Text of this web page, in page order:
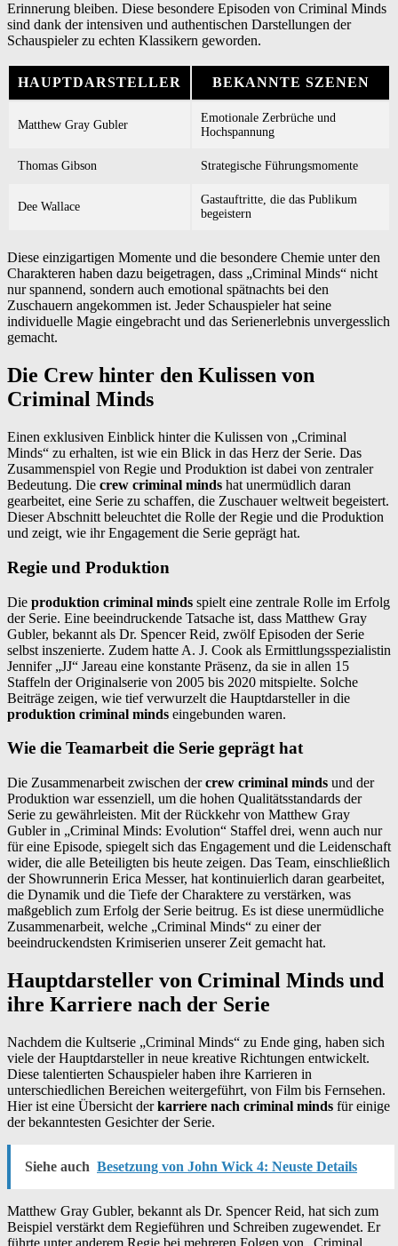
Erinnerung bleiben. Diese besondere Episoden von Criminal Minds
sind dank der intensiven und authentischen Darstellungen der
Schauspieler zu echten Klassikern geworden.
HAUPTDARSTELLER BEKANNTE SZENEN
Matthew Gray Gubler
Emotionale Zerbrüche und
Hochspannung
Thomas Gibson Strategische Führungsmomente
Dee Wallace
Gastauftritte, die das Publikum
begeistern
Diese einzigartigen Momente und die besondere Chemie unter den
Charakteren haben dazu beigetragen, dass „Criminal Minds“ nicht
nur spannend, sondern auch emotional spätnachts bei den
Zuschauern angekommen ist. Jeder Schauspieler hat seine
individuelle Magie eingebracht und das Serienerlebnis unvergesslich
gemacht.
Die Crew hinter den Kulissen von
Criminal Minds
Einen exklusiven Einblick hinter die Kulissen von „Criminal
Minds“ zu erhalten, ist wie ein Blick in das Herz der Serie. Das
Zusammenspiel von Regie und Produktion ist dabei von zentraler
Bedeutung. Die crew criminal minds hat unermüdlich daran
gearbeitet, eine Serie zu schaffen, die Zuschauer weltweit begeistert.
Dieser Abschnitt beleuchtet die Rolle der Regie und die Produktion
und zeigt, wie ihr Engagement die Serie geprägt hat.
Regie und Produktion
Die produktion criminal minds spielt eine zentrale Rolle im Erfolg
der Serie. Eine beeindruckende Tatsache ist, dass Matthew Gray
Gubler, bekannt als Dr. Spencer Reid, zwölf Episoden der Serie
selbst inszenierte. Zudem hatte A. J. Cook als Ermittlungsspezialistin
Jennifer „JJ“ Jareau eine konstante Präsenz, da sie in allen 15
Staffeln der Originalserie von 2005 bis 2020 mitspielte. Solche
Beiträge zeigen, wie tief verwurzelt die Hauptdarsteller in die
produktion criminal minds eingebunden waren.
Wie die Teamarbeit die Serie geprägt hat
Die Zusammenarbeit zwischen dercrew criminal minds und der
Produktion war essenziell, um die hohen Qualitätsstandards der
Serie zu gewährleisten. Mit der Rückkehr von Matthew Gray
Gubler in „Criminal Minds: Evolution“ Staffel drei, wenn auch nur
für eine Episode, spiegelt sich das Engagement und die Leidenschaft
wider, die alle Beteiligten bis heute zeigen. Das Team, einschließlich
der Showrunnerin Erica Messer, hat kontinuierlich daran gearbeitet,
die Dynamik und die Tiefe der Charaktere zu verstärken, was
maßgeblich zum Erfolg der Serie beitrug. Es ist diese unermüdliche
Zusammenarbeit, welche „Criminal Minds“ zu einer der
beeindruckendsten Krimiserien unserer Zeit gemacht hat.
Hauptdarsteller von Criminal Minds und
ihre Karriere nach der Serie
Nachdem die Kultserie „Criminal Minds“ zu Ende ging, haben sich
viele der Hauptdarsteller in neue kreative Richtungen entwickelt.
Diese talentierten Schauspieler haben ihre Karrieren in
unterschiedlichen Bereichen weitergeführt, von Film bis Fernsehen.
Hier ist eine Übersicht derkarriere nach criminal minds für einige
der bekanntesten Gesichter der Serie.
Siehe auch Besetzung von John Wick 4: Neuste Details
Matthew Gray Gubler, bekannt als Dr. Spencer Reid, hat sich zum
Beispiel verstärkt dem Regieführen und Schreiben zugewendet. Er
führte unter anderem Regie bei mehreren Folgen von „Criminal